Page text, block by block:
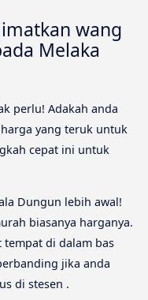
wang
Melaka
perlu! Adakah anda
yang teruk untuk
cepat ini untuk
Dungun lebih awal!
biasanya harganya.
tempat di dalam bas
jika anda
di stesen .